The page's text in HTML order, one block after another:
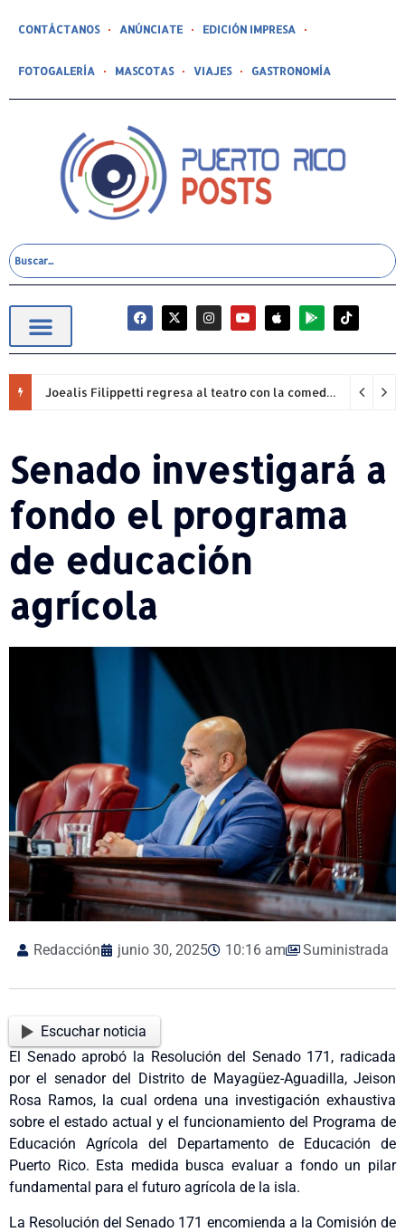
CONTÁCTANOS ANÚNCIATE EDICIÓN IMPRESA
FOTOGALERÍA MASCOTAS VIAJES GASTRONOMÍA
Joealis Filippetti regresa al teatro con la comedia “Una Cristiana Rookie… ¡Qué Papelón!”
Senado investigará a
fondo el programa
de educación
agrícola
Redacción junio 30, 2025 10:16 am Suministrada
Escuchar noticia
El Senado aprobó la Resolución del Senado 171, radicada
por el senador del Distrito de Mayagüez-Aguadilla, Jeison
Rosa Ramos, la cual ordena una investigación exhaustiva
sobre el estado actual y el funcionamiento del Programa de
Educación Agrícola del Departamento de Educación de
Puerto Rico. Esta medida busca evaluar a fondo un pilar
fundamental para el futuro agrícola de la isla.
La Resolución del Senado 171 encomienda a la Comisión de